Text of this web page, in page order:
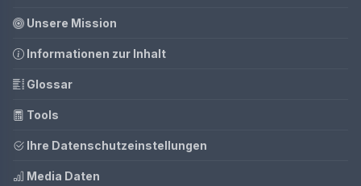
Unsere Mission
Informationen zur Inhalt
Glossar
Tools
Ihre Datenschutzeinstellungen
Media Daten